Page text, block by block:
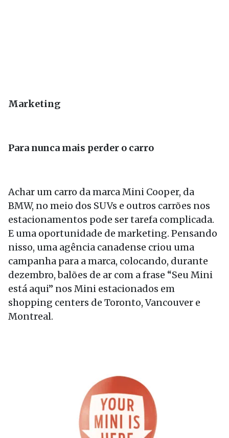
Marketing
Para nunca mais perder o carro
Achar um carro da marca Mini Cooper, da
BMW, no meio dos SUVs e outros carrões nos
estacionamentos pode ser tarefa complicada.
E uma oportunidade de marketing. Pensando
nisso, uma agência canadense criou uma
campanha para a marca, colocando, durante
dezembro, balões de ar com a frase “Seu Mini
está aqui” nos Mini estacionados em
shopping centers de Toronto, Vancouver e
Montreal.